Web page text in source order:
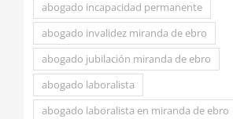
abogado incapacidad permanente
abogado invalidez miranda de ebro
abogado jubilación miranda de ebro
abogado laboralista
abogado laboralista en miranda de ebro